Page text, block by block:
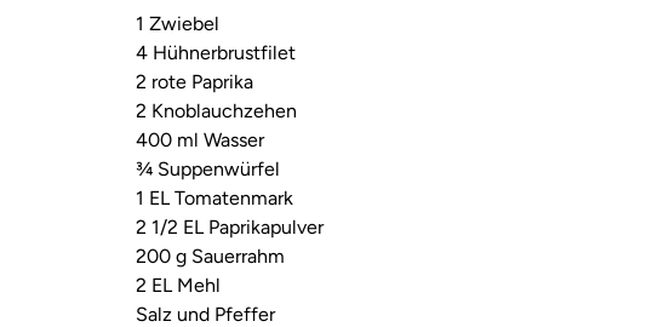
1 Zwiebel
4 Hühnerbrustfilet
2 rote Paprika
2 Knoblauchzehen
400 ml Wasser
¾ Suppenwürfel
1 EL Tomatenmark
2 1/2 EL Paprikapulver
200 g Sauerrahm
2 EL Mehl
Salz und Pfeffer